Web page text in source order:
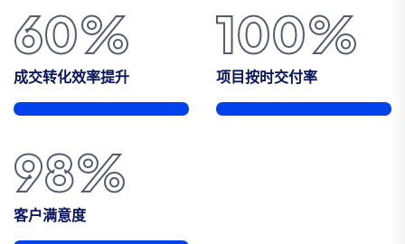
60%
成交转化效率提升
100%
项目按时交付率
98%
客户满意度